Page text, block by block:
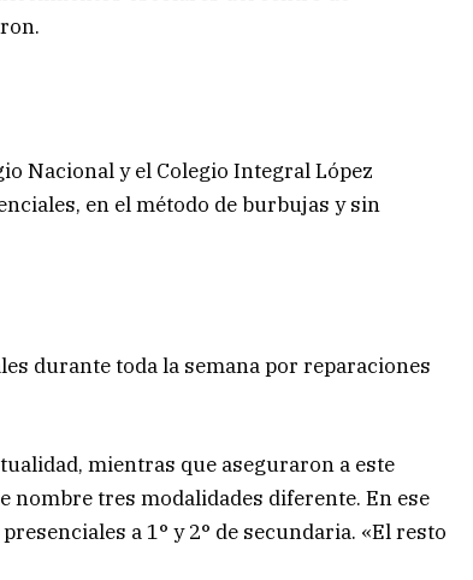
Nacional y el Colegio Integral López
en el método de burbujas y sin
durante toda la semana por reparaciones
mientras que aseguraron a este
nombre tres modalidades diferente. En ese
a 1° y 2° de secundaria. «El resto